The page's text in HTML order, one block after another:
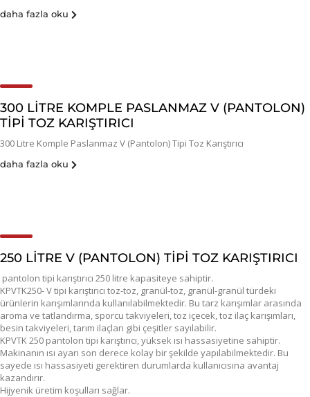
daha fazla oku
300 LITRE KOMPLE PASLANMAZ V (PANTOLON)
TIPI TOZ KARIŞTIRICI
300 Litre Komple Paslanmaz V (Pantolon) Tipi Toz Karıştırıcı
daha fazla oku
250 LITRE V (PANTOLON) TIPI TOZ KARIŞTIRICI
pantolon tipi karıştırıcı 250 litre kapasiteye sahiptir.
KPVTK250- V tipi karıştırıcı toz-toz, granül-toz, granül-granül türdeki
ürünlerin karışımlarında kullanılabilmektedir. Bu tarz karışımlar arasında
aroma ve tatlandırma, sporcu takviyeleri, toz içecek, toz ilaç karışımları,
besin takviyeleri, tarım ilaçları gibi çeşitler sayılabilir.
KPVTK 250 pantolon tipi karıştırıcı, yüksek ısı hassasiyetine sahiptir.
Makinanın ısı ayarı son derece kolay bir şekilde yapılabilmektedir. Bu
sayede ısı hassasiyeti gerektiren durumlarda kullanıcısına avantaj
kazandırır.
Hijyenik üretim koşulları sağlar.